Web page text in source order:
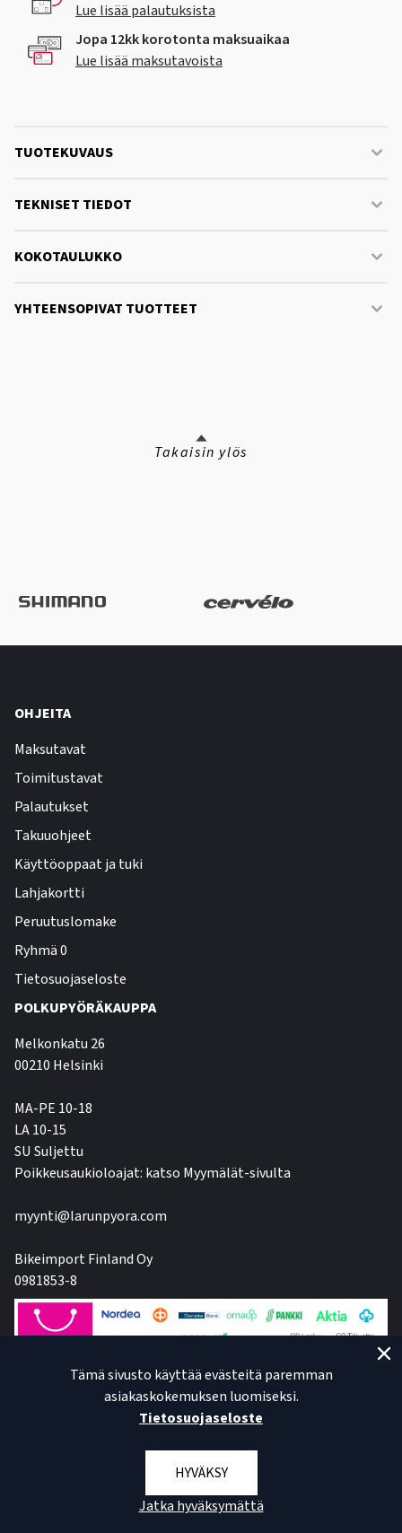
Lue lisää palautuksista
Jopa 12kk korotonta maksuaikaa
Lue lisää maksutavoista
TUOTEKUVAUS
TEKNISET TIEDOT
KOKOTAULUKKO
YHTEENSOPIVAT TUOTTEET
Takaisin ylös
OHJEITA
Maksutavat
Toimitustavat
Palautukset
Takuuohjeet
Käyttöoppaat ja tuki
Lahjakortti
Peruutuslomake
Ryhmä 0
Tietosuojaseloste
POLKUPYÖRÄKAUPPA
Melkonkatu 26
00210 Helsinki
MA-PE 10-18
LA 10-15
SU Suljettu
Poikkeusaukioloajat: katso Myymälät-sivulta
myynti@larunpyora.com
Bikeimport Finland Oy
0981853-8
Tämä sivusto käyttää evästeitä paremman
asiakaskokemuksen luomiseksi.
Tietosuojaseloste
HYVÄKSY
Jatka hyväksymättä